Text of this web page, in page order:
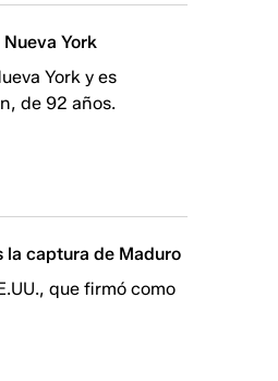
York
York y es
de 92 años.
la captura de Maduro
que firmó como